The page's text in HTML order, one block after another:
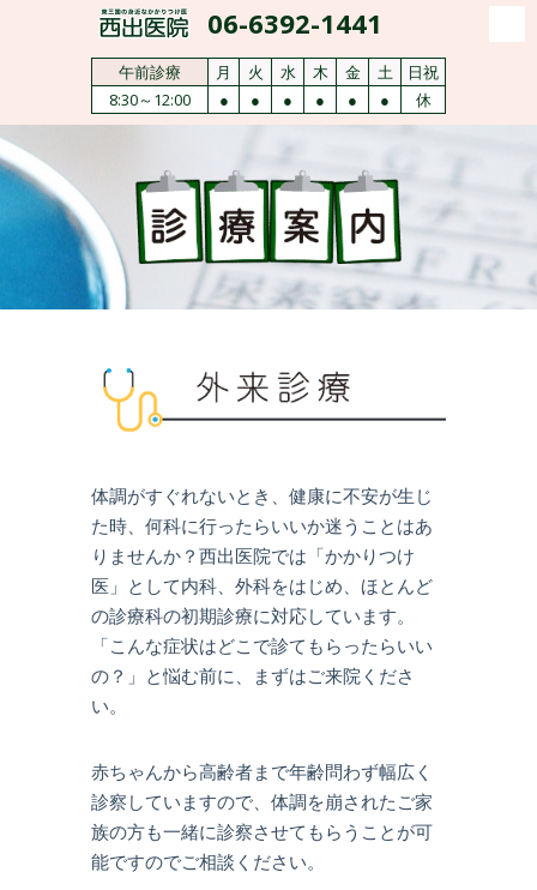
06-6392-1441
午後診療 月 火 水 木 金 土
日祝
15:30～18:00
● ● ● 休 ● 休 休
体調がすぐれないとき、健康に不安が生じ
た時、何科に行ったらいいか迷うことはあ
りませんか？西出医院では「かかりつけ
医」として内科、外科をはじめ、ほとんど
の診療科の初期診療に対応しています。
「こんな症状はどこで診てもらったらいい
の？」と悩む前に、まずはご来院くださ
い。
赤ちゃんから高齢者まで年齢問わず幅広く
診察していますので、体調を崩されたご家
族の方も一緒に診察させてもらうことが可
能ですのでご相談ください。